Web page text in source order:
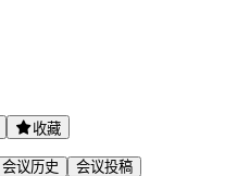
收藏
会议历史
会议投稿